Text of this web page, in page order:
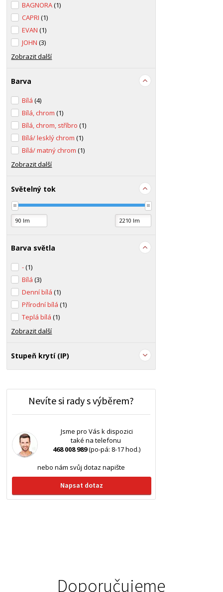
BAGNORA(1)
CAPRI(1)
EVAN(1)
JOHN(3)
Zobrazit další
Barva
Bílá(4)
Bílá, chrom(1)
Bílá, chrom, stříbro(1)
Bílá/ lesklý chrom(1)
Bílá/ matný chrom(1)
Zobrazit další
Světelný tok
Barva světla
-(1)
Bílá(3)
Denní bílá(1)
Přírodní bílá(1)
Teplá bílá(1)
Zobrazit další
Stupeň krytí (IP)
Nevíte si rady s výběrem?
Jsme pro Vás k dispozici
také na telefonu
468 008 989(po-pá: 8-17 hod.)
nebo nám svůj dotaz napište
Napsat dotaz
Doporučujeme